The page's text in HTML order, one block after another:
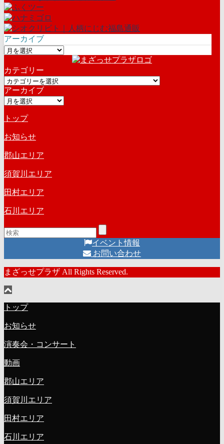
アーカイブ
ア
カ
イ
ブ
カテゴリー
カ
テ
ゴ
ー
アーカイブ
ア
カ
イ
ブ
トップ
お知らせ
郡山エリア
須賀川エリア
田村エリア
石川エリア
イベント情報
お問い合わせ
まざっせプラザ All Rights Reserved.
トップ
お知らせ
演奏会・コンサート
動画
郡山エリア
須賀川エリア
田村エリア
石川エリア